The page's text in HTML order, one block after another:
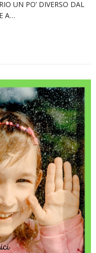
UN PO’ DIVERSO DAL
A…